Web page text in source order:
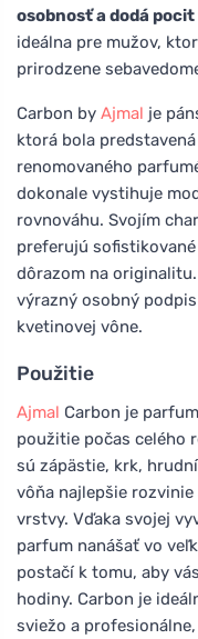
osobnosť a dodá
ideálna pre mužov,
prirodzene
Carbon by Ajmal je
ktorá bola
renomovaného
dokonale vystihuje
rovnováhu. Svojím
preferujú
dôrazom na
výrazný osobný
kvetinovej vône.
Použitie
Ajmal Carbon je
použitie počas celého
sú zápästie, krk,
vôňa najlepšie
vrstvy. Vďaka svojej
parfum nanášať vo
postačí k tomu, aby
hodiny. Carbon je
sviežo a